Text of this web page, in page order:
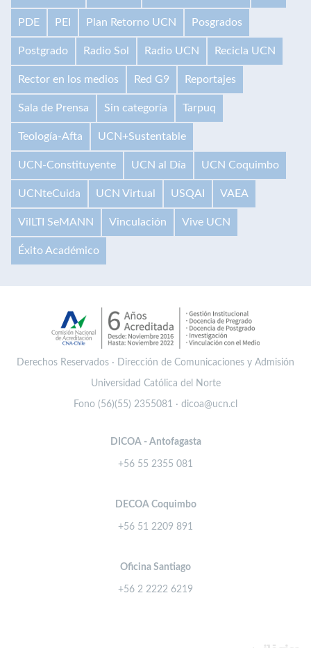
PDE PEI Plan Retorno UCN Posgrados
Postgrado Radio Sol Radio UCN Recicla UCN
Rector en los medios Red G9 Reportajes
Sala de Prensa Sin categoría Tarpuq
Teología-Afta UCN+Sustentable
UCN-Constituyente UCN al Día UCN Coquimbo
UCNteCuida UCN Virtual USQAI VAEA
VilLTI SeMANN Vinculación Vive UCN
Éxito Académico
Derechos Reservados · Dirección de Comunicaciones y Admisión
Universidad Católica del Norte
Fono (56)(55) 2355081 · dicoa@ucn.cl
DICOA - Antofagasta
+56 55 2355 081
DECOA Coquimbo
+56 51 2209 891
Oficina Santiago
+56 2 2222 6219